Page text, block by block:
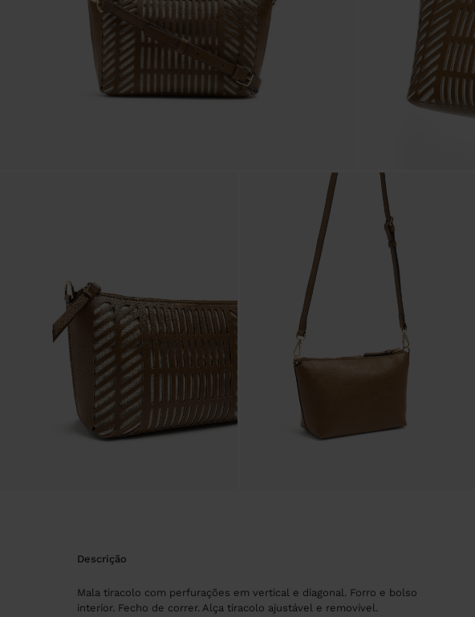
descrição
Mala tiracolo com perfurações em vertical e diagonal. Forro e bolso
interior. Fecho de correr. Alça tiracolo ajustável e removível.